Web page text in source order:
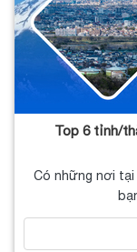
Top 6 tỉnh/
Có những nơi tại